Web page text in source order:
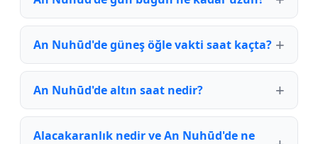
An Nuhūd'de güneş öğle vakti saat kaçta?
An Nuhūd'de altın saat nedir?
Alacakaranlık nedir ve An Nuhūd'de ne